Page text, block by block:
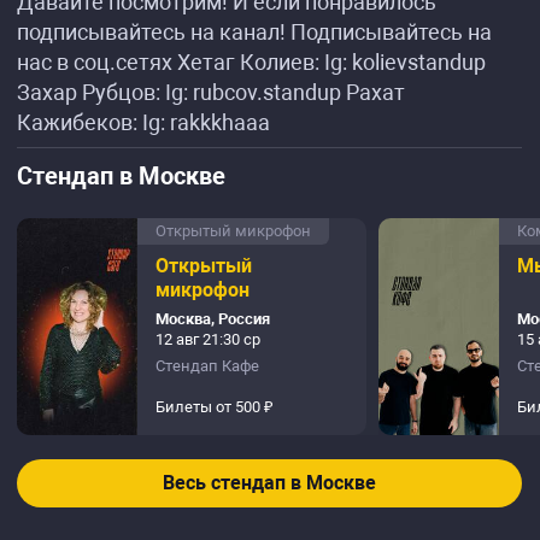
подписывайтесь на канал! Подписывайтесь на
нас в соц.сетях Хетаг Колиев: Ig: kolievstandup
Захар Рубцов: Ig: rubcov.standup Рахат
Кажибеков: Ig: rakkkhaaa
Стендап в Москве
Открытый микрофон
Открытый
микрофон
Москва, Россия
12 авг 21:30 ср
Стендап Кафе
Билеты от 500 ₽
15
Весь стендап в Москве